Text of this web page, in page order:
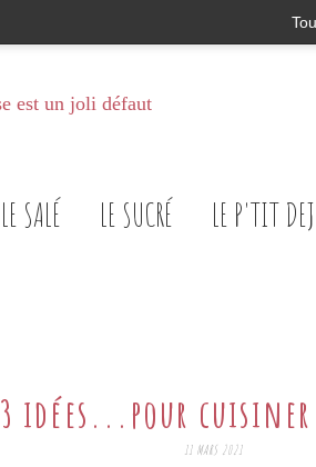
LE SALÉ LE SUCRÉ LE P'TIT DEJ
3 idées...pour
11 MARS 2021